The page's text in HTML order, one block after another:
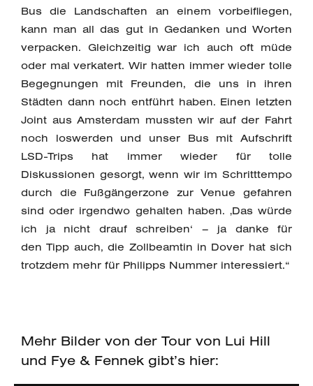
Bus die Landschaften an einem vorbeifliegen,
kann man all das gut in Gedanken und Worten
verpacken. Gleichzeitig war ich auch oft müde
oder mal verkatert. Wir hatten immer wieder tolle
Begegnungen mit Freunden, die uns in ihren
Städten dann noch entführt haben. Einen letzten
Joint aus Amsterdam mussten wir auf der Fahrt
noch loswerden und unser Bus mit Aufschrift
LSD-Trips hat immer wieder für tolle
Diskussionen gesorgt, wenn wir im Schritttempo
durch die Fußgängerzone zur Venue gefahren
sind oder irgendwo gehalten haben. ‚Das würde
ich ja nicht drauf schreiben‘ – ja danke für
den Tipp auch, die Zollbeamtin in Dover hat sich
trotzdem mehr für Philipps Nummer interessiert.“
Mehr Bilder von der Tour von Lui Hill
und Fye & Fennek gibt’s hier: